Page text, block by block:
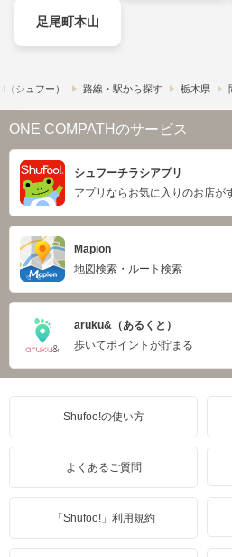
足尾町本山
シュフー） 路線・駅から探す 栃木県
ONE COMPATHのサービス
シュフーチラシアプリ
アプリならお気に入りのお店が
Mapion
地図検索・ルート検索
aruku&（あるくと）
歩いてポイントが貯まる
Shufoo!の使い方
よくあるご質問
「Shufoo!」利用規約